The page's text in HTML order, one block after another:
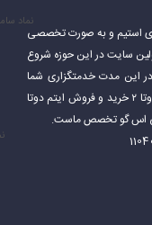
۱۳۹۴ در حوزه بازی های استیم و به صورت تخصصی
به عنوان اولین سایت در این حوزه شروع
این مدت خدمتگزاری شما
گیمر های عزیز را انجام بدهیم.خرید و فروش اکانت دوتا ۲ خرید و فروش ایتم دوتا
نماد